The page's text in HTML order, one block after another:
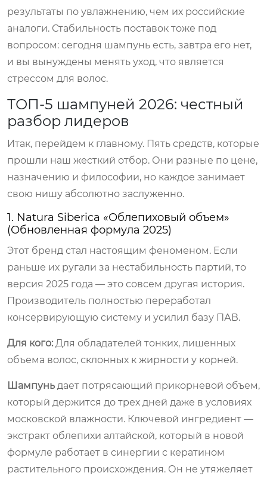
результаты по увлажнению, чем их российские
аналоги. Стабильность поставок тоже под
вопросом: сегодня шампунь есть, завтра его нет,
и вы вынуждены менять уход, что является
стрессом для волос.
ТОП-5 шампуней 2026: честный
разбор лидеров
Итак, перейдем к главному. Пять средств, которые
прошли наш жесткий отбор. Они разные по цене,
назначению и философии, но каждое занимает
свою нишу абсолютно заслуженно.
1. Natura Siberica «Облепиховый объем»
(Обновленная формула 2025)
Этот бренд стал настоящим феноменом. Если
раньше их ругали за нестабильность партий, то
версия 2025 года — это совсем другая история.
Производитель полностью переработал
консервирующую систему и усилил базу ПАВ.
Для кого: Для обладателей тонких, лишенных
объема волос, склонных к жирности у корней.
Шампунь дает потрясающий прикорневой объем,
который держится до трех дней даже в условиях
московской влажности. Ключевой ингредиент —
экстракт облепихи алтайской, который в новой
формуле работает в синергии с кератином
растительного происхождения. Он не утяжеляет